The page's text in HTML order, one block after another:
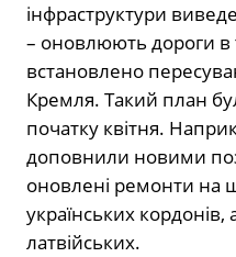
інфраструктури
– оновлюють дороги в
встановлено
Кремля. Такий план
початку квітня.
доповнили новими
оновлені ремонти на
українських
латвійських.